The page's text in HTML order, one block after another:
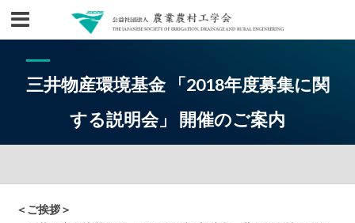
三井物産環境基金 「2018年度募集に関
する説明会」 開催のご案内
＜ご挨拶＞